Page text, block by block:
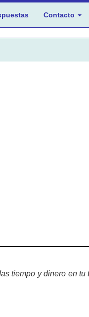
Contacto
tiempo y dinero en tu